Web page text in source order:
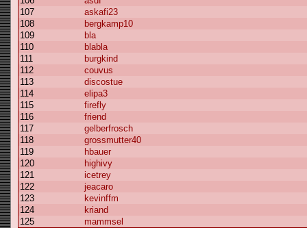
107
askafi23
108
bergkamp10
109
bla
110
blabla
111
burgkind
112
couvus
113
discostue
114
elipa3
115
firefly
116
friend
117
gelberfrosch
118
grossmutter40
119
hbauer
120
highivy
121
icetrey
122
jeacaro
123
kevinffm
124
kriand
125
mammsel